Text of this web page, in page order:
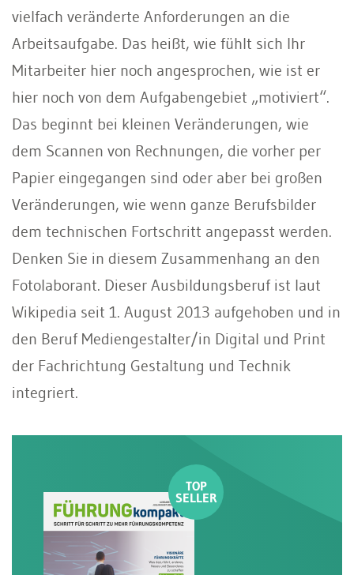
vielfach veränderte Anforderungen an die
Arbeitsaufgabe. Das heißt, wie fühlt sich Ihr
Mitarbeiter hier noch angesprochen, wie ist er
hier noch von dem Aufgabengebiet „motiviert“.
Das beginnt bei kleinen Veränderungen, wie
dem Scannen von Rechnungen, die vorher per
Papier eingegangen sind oder aber bei großen
Veränderungen, wie wenn ganze Berufsbilder
dem technischen Fortschritt angepasst werden.
Denken Sie in diesem Zusammenhang an den
Fotolaborant. Dieser Ausbildungsberuf ist laut
Wikipedia seit 1. August 2013 aufgehoben und in
den Beruf Mediengestalter/in Digital und Print
der Fachrichtung Gestaltung und Technik
integriert.